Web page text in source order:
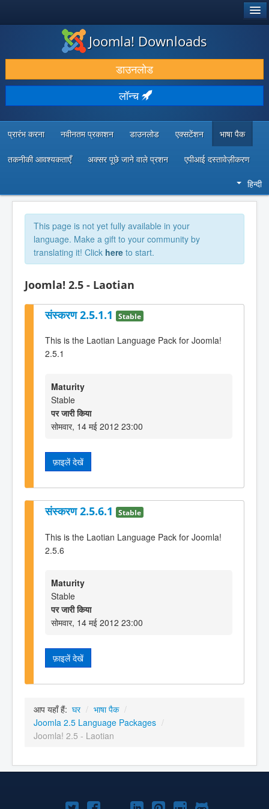
डाउनलोड करें और बढ़ाएं
खोजें और जानें
सामुदायिक समर्थन
डेवलपर संसाधन
Joomla! Downloads
डाउनलोड
लॉन्च
प्रारंभ करना नवीनतम प्रकाशन डाउनलोड एक्सटेंशन भाषा पैक
तकनीकी आवश्यकताएँ अक्सर पूछे जाने वाले प्रशन एपीआई दस्तावेज़ीकरण
हिन्दी
This page is not yet fully available in your
language. Make a gift to your community by
translating it! Click here to start.
Joomla! 2.5 - Laotian
संस्करण 2.5.1.1 Stable
This is the Laotian Language Pack for Joomla!
2.5.1
Maturity
Stable
पर जारी किया
सोमवार, 14 मई 2012 23:00
फ़ाइलें देखें
संस्करण 2.5.6.1 Stable
This is the Laotian Language Pack for Joomla!
2.5.6
Maturity
Stable
पर जारी किया
सोमवार, 14 मई 2012 23:00
फ़ाइलें देखें
आप यहाँ हैं: घर / भाषा पैक /
Joomla 2.5 Language Packages /
Joomla! 2.5 - Laotian